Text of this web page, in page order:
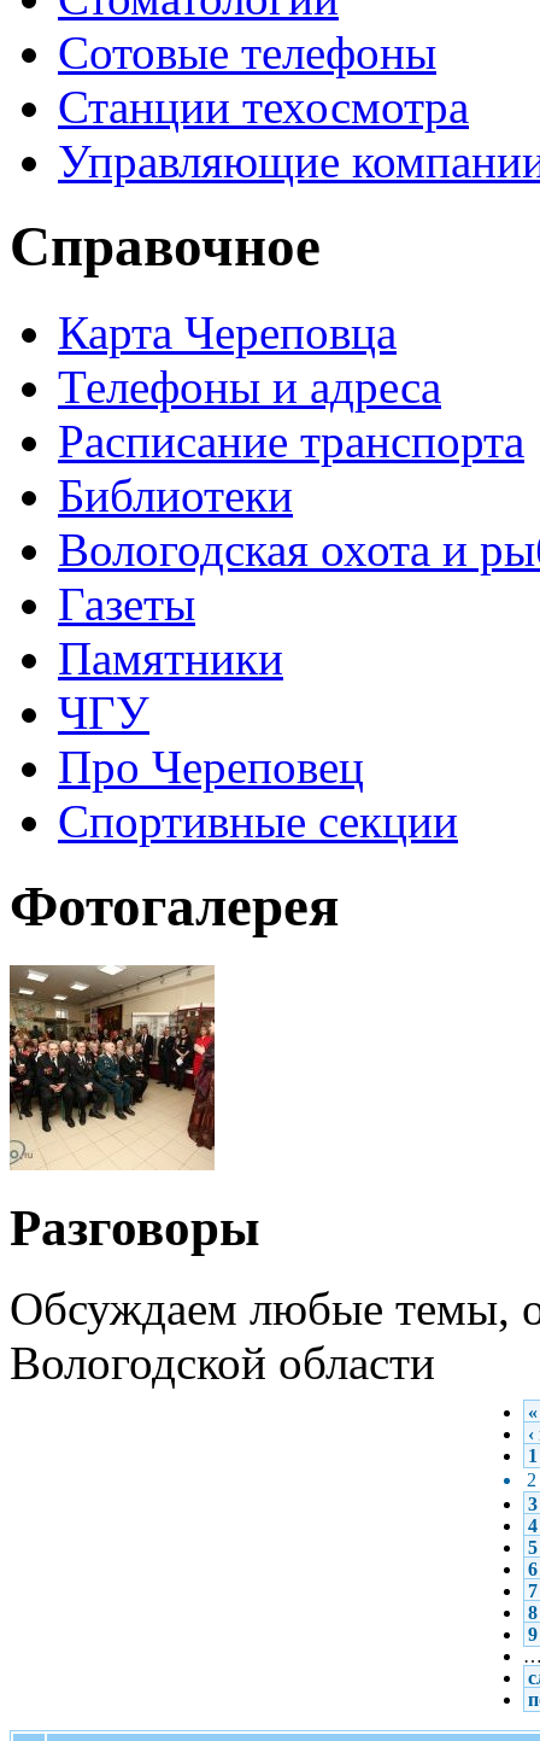
Сотовые телефоны
Станции техосмотра
Управляющие
Справочное
Карта Череповца
Телефоны и адреса
Расписание транспорта
Библиотеки
Вологодская охота и
Газеты
Памятники
ЧГУ
Про Череповец
Спортивные секции
Фотогалерея
Разговоры
Обсуждаем любые темы,
Вологодской области
1
2
3
4
5
6
7
8
9